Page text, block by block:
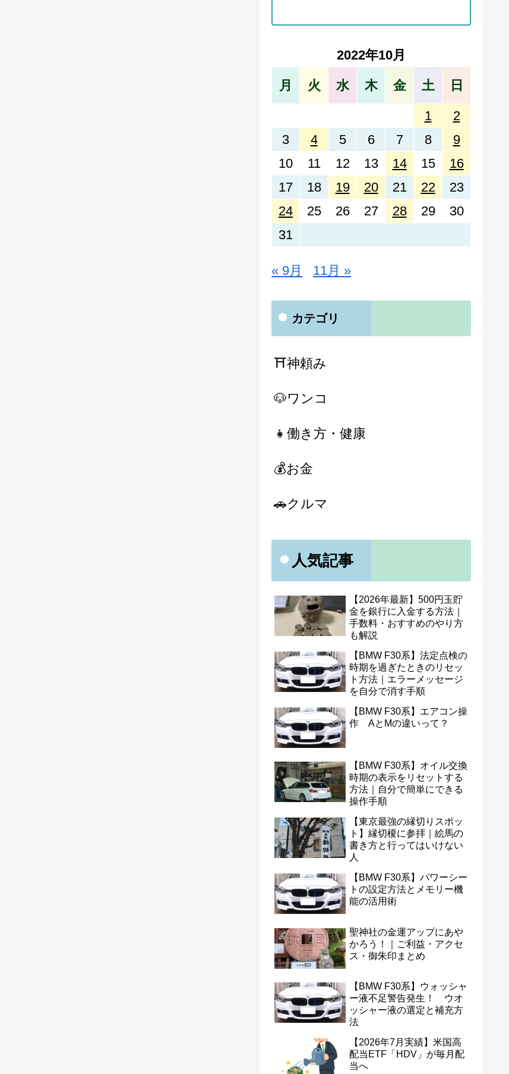
2022年10月
月 火 水 木 金 土 日
1
2
3
4 5 6 7 8
9
10
11 12 13 14 15
16
17
18 19 20 21 22
23
24
25 26 27 28 29
30
31
« 9月 11月 »
カテゴリ
⛩神頼み
🐶ワンコ
👧働き方・健康
💰お金
🚗クルマ
人気記事
【2026年最新】500円玉貯
金を銀行に入金する方法｜
手数料・おすすめのやり方
も解説
【BMW F30系】法定点検の
時期を過ぎたときのリセッ
ト方法｜エラーメッセージ
を自分で消す手順
【BMW F30系】エアコン操
作 AとMの違いって？
【BMW F30系】オイル交換
時期の表示をリセットする
方法｜自分で簡単にできる
操作手順
【東京最強の縁切りスポッ
ト】縁切榎に参拝｜絵馬の
書き方と行ってはいけない
人
【BMW F30系】パワーシー
トの設定方法とメモリー機
能の活用術
聖神社の金運アップにあや
かろう！｜ご利益・アクセ
ス・御朱印まとめ
【BMW F30系】ウォッシャ
ー液不足警告発生！ ウオ
ッシャー液の選定と補充方
法
【2026年7月実績】米国高
配当ETF「HDV」が毎月配
当へ